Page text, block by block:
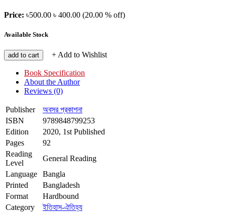
Price: ৳500.00 ৳ 400.00 (20.00 % off)
Available Stock
add to cart + Add to Wishlist
Book Specification
About the Author
Reviews (0)
Publisher
অবসর প্রকাশনা
ISBN
9789848799253
Edition
2020, 1st Published
Pages
92
Reading
Level
General Reading
Language
Bangla
Printed
Bangladesh
Format
Hardbound
Category
ইতিহাস-ঐতিহ্য